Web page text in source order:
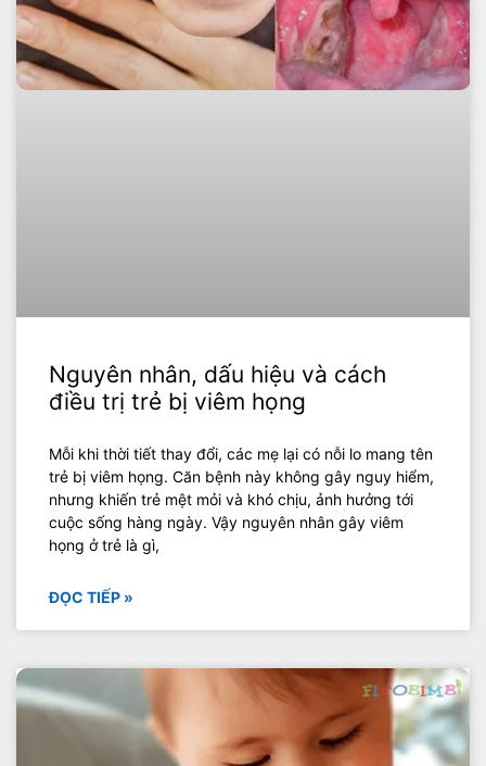
Nguyên nhân, dấu hiệu và cách
điều trị trẻ bị viêm họng
Mỗi khi thời tiết thay đổi, các mẹ lại có nỗi lo mang tên
trẻ bị viêm họng. Căn bệnh này không gây nguy hiểm,
nhưng khiến trẻ mệt mỏi và khó chịu, ảnh hưởng tới
cuộc sống hàng ngày. Vậy nguyên nhân gây viêm
họng ở trẻ là gì,
ĐỌC TIẾP »